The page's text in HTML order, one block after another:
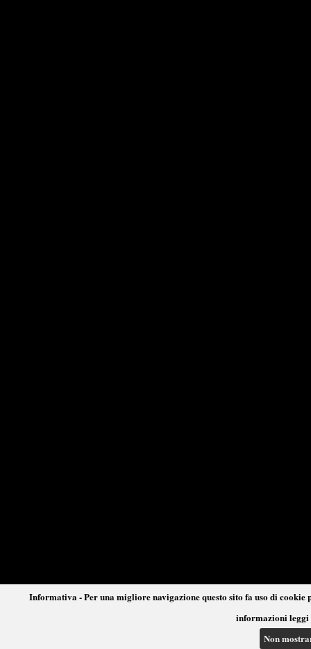
Informativa - Per una migliore navigazione questo sito fa uso di
informazioni leggi
Non